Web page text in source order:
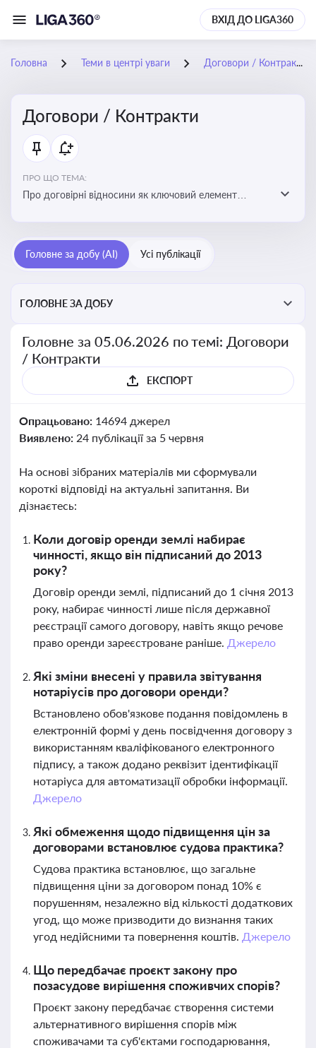
ВХІД ДО LIGA360
Головна Теми в центрі уваги Договори / Контракти
Договори / Контракти
ПРО ЩО ТЕМА:
Про договірні відносини як ключовий елемент
зобов’язань за договором та розірвання договору
Головне за добу (AI) Усі публікації
ГОЛОВНЕ ЗА ДОБУ
Головне за 05.06.2026 по темі: Договори
/ Контракти
ЕКСПОРТ
Опрацьовано: 14694 джерел
Виявлено: 24 публікації за 5 червня
На основі зібраних матеріалів ми сформували
короткі відповіді на актуальні запитання. Ви
дізнаєтесь:
Коли договір оренди землі набирає
чинності, якщо він підписаний до 2013
року?
Договір оренди землі, підписаний до 1 січня 2013
року, набирає чинності лише після державної
реєстрації самого договору, навіть якщо речове
право оренди зареєстроване раніше. Джерело
Які зміни внесені у правила звітування
нотаріусів про договори оренди?
Встановлено обов'язкове подання повідомлень в
електронній формі у день посвідчення договору з
використанням кваліфікованого електронного
підпису, а також додано реквізит ідентифікації
нотаріуса для автоматизації обробки інформації.
Джерело
Які обмеження щодо підвищення цін за
договорами встановлює судова практика?
Судова практика встановлює, що загальне
підвищення ціни за договором понад 10% є
порушенням, незалежно від кількості додаткових
угод, що може призводити до визнання таких
угод недійсними та повернення коштів. Джерело
Що передбачає проєкт закону про
позасудове вирішення споживчих спорів?
Проєкт закону передбачає створення системи
альтернативного вирішення спорів між
споживачами та суб'єктами господарювання,